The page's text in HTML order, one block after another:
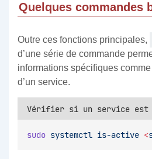
Quelques commandes
Outre ces fonctions principales,
d’une série de commande
informations spécifiques
d’un service.
Vérifier si un service
sudo systemctl is-active <